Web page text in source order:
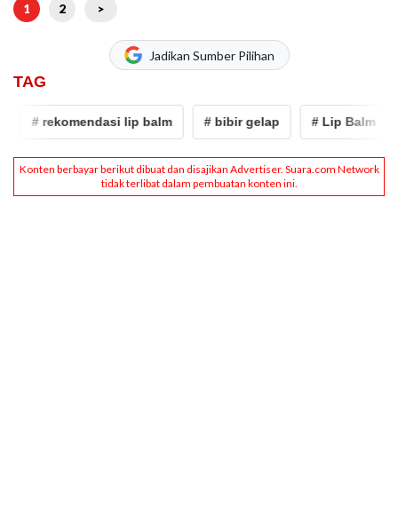
1 2 >
Jadikan Sumber Pilihan
TAG
# rekomendasi lip balm # bibir gelap # Lip Balm